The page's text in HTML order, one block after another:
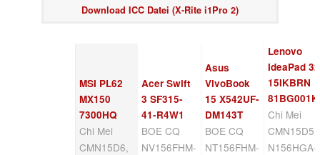
Download ICC Datei (X-Rite i1Pro 2)
MSI PL62
MX150
7300HQ
Chi Mei
CMN15D6,
Acer Swift
3 SF315-
41-R4W1
BOE CQ
NV156FHM-
Asus
VivoBook
15 X542UF-
DM143T
BOE CQ
NT156FHM-
Lenovo
IdeaPad
15IKBRN
Chi Mei
CMN15D5,
N156HGA-